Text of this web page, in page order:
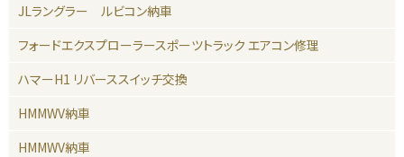
JLラングラー ルビコン納車
フォードエクスプローラースポーツトラック エアコン修理
ハマーH1 リバーススイッチ交換
HMMWV納車
HMMWV納車